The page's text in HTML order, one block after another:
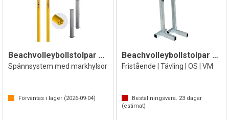
Beachvolleybollstolpar Competition 83mm
Spännsystem med markhylsor
Förväntas i lager (2026-09-04)
Beachvolleybollstolpar Funtec Pro Beach
Fristående | Tävling | OS | VM
Beställningsvara. 23dagar
(estimat)